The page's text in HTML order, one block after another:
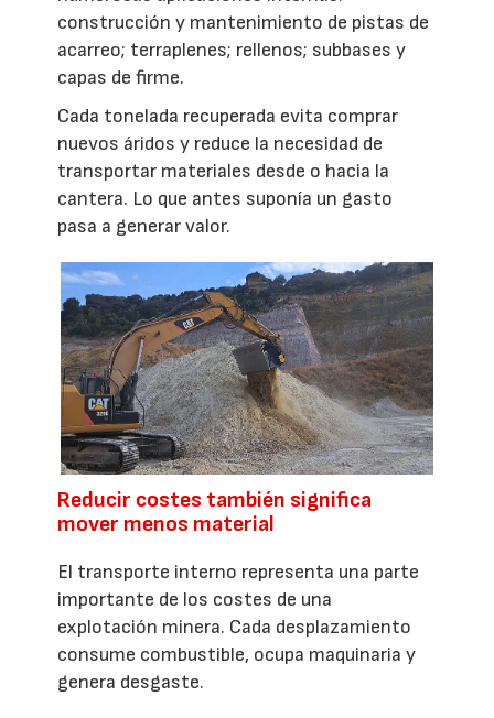
construcción y mantenimiento de pistas de
acarreo; terraplenes; rellenos; subbases y
capas de firme.
Cada tonelada recuperada evita comprar
nuevos áridos y reduce la necesidad de
transportar materiales desde o hacia la
cantera. Lo que antes suponía un gasto
pasa a generar valor.
Reducir costes también significa
mover menos material
El transporte interno representa una parte
importante de los costes de una
explotación minera. Cada desplazamiento
consume combustible, ocupa maquinaria y
genera desgaste.